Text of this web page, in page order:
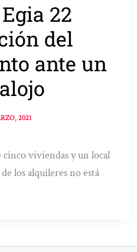
22
del
ante un
2021
cinco viviendas y un local
los alquileres no está